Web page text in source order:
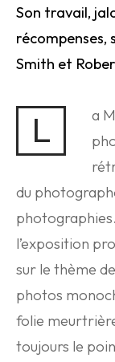
Son travail,
récompenses,
Smith et
L
a
du
l’exposition
sur le thème
photos
folie
toujours le